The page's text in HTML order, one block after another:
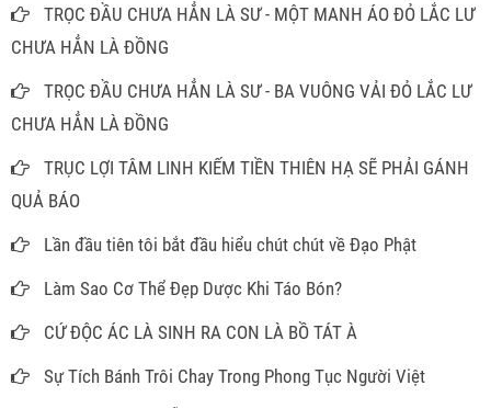
TRỌC ĐẦU CHƯA HẲN LÀ SƯ - MỘT MANH ÁO ĐỎ LẮC LƯ
CHƯA HẲN LÀ ĐỒNG
TRỌC ĐẦU CHƯA HẲN LÀ SƯ - BA VUÔNG VẢI ĐỎ LẮC LƯ
CHƯA HẲN LÀ ĐỒNG
TRỤC LỢI TÂM LINH KIẾM TIỀN THIÊN HẠ SẼ PHẢI GÁNH
QUẢ BÁO
Lần đầu tiên tôi bắt đầu hiểu chút chút về Đạo Phật
Làm Sao Cơ Thể Đẹp Dược Khi Táo Bón?
CỨ ĐỘC ÁC LÀ SINH RA CON LÀ BỒ TÁT À
Sự Tích Bánh Trôi Chay Trong Phong Tục Người Việt